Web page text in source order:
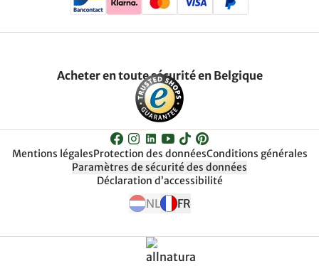
Acheter en toute sécurité en Belgique
Mentions légalesProtection des donnéesConditions générales
Paramètres de sécurité des données
Déclaration d’accessibilité
NL FR